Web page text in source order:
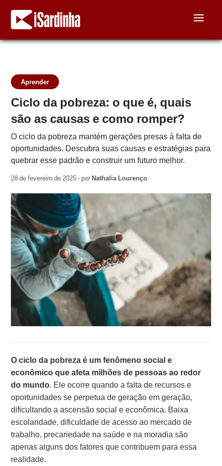
Aprender
Ciclo da pobreza: o que é, quais
são as causas e como romper?
O ciclo da pobreza mantém gerações presas à falta de
oportunidades. Descubra suas causas e estratégias para
quebrar esse padrão e construir um futuro melhor.
28 de fevereiro de 2025 - por Nathalia Lourenço
O ciclo da pobreza é um fenômeno social e
econômico que afeta milhões de pessoas ao redor
do mundo. Ele ocorre quando a falta de recursos e
oportunidades se perpetua de geração em geração,
dificultando a ascensão social e econômica. Baixa
escolaridade, dificuldade de acesso ao mercado de
trabalho, precariedade na saúde e na moradia são
apenas alguns dos fatores que contribuem para essa
realidade.